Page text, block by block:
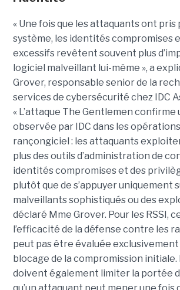
« Une fois que les attaquants ont pris
système, les identités compromises
excessifs revêtent souvent plus
logiciel malveillant lui-même », a
Grover, responsable senior de la
services de cybersécurité chez IDC
« L’attaque The Gentlemen confirme
observée par IDC dans les
rançongiciel : les attaquants
plus des outils d’administration de
identités compromises et des
plutôt que de s’appuyer uniquement
malveillants sophistiqués ou des
déclaré Mme Grover. Pour les RSSI,
l’efficacité de la défense contre les
peut pas être évaluée
blocage de la compromission
doivent également limiter la portée